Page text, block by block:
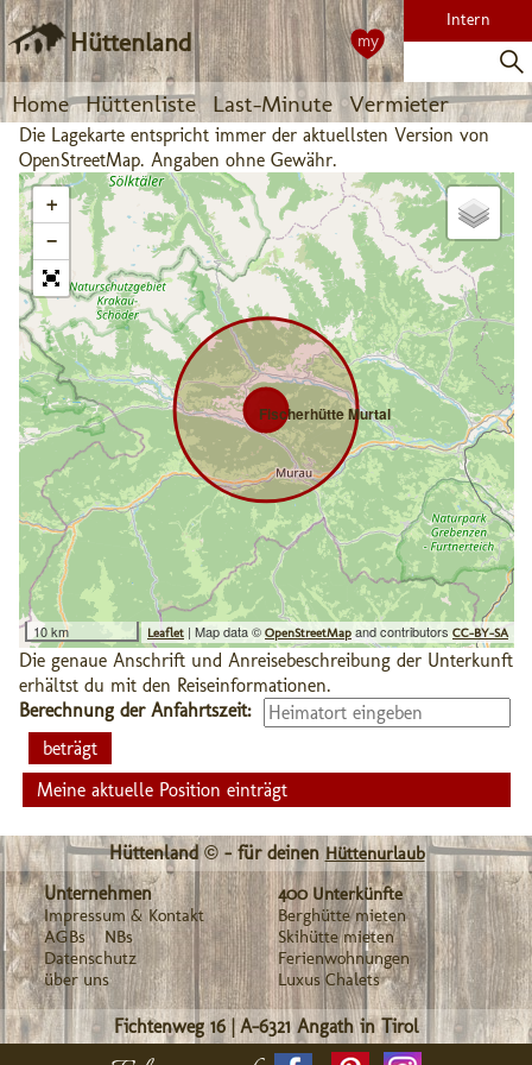
Hüttenland
Home Hüttenliste Last-Minute Vermieter
Intern
my
Die Lagekarte entspricht immer der aktuellsten Version von
OpenStreetMap. Angaben ohne Gewähr.
Fischerhütte Murtal
+
−
10 km Leaflet | Map data © OpenStreetMap and contributors CC-BY-SA
Die genaue Anschrift und Anreisebeschreibung der Unterkunft
erhältst du mit den Reiseinformationen.
Berechnung der Anfahrtszeit:
Meine aktuelle Position einträgt
Hüttenland © - für deinen Hüttenurlaub
Unternehmen
Impressum & Kontakt
AGBs
NBs
Datenschutz
über uns
400 Unterkünfte
Berghütte mieten
Skihütte mieten
Ferienwohnungen
Luxus Chalets
Fichtenweg 16|A-6321 Angath in Tirol